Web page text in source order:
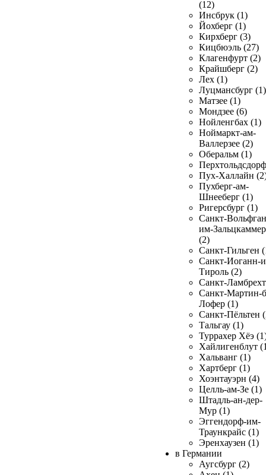
(12)
Инсбрук (1)
Йохберг (1)
Кирхберг (3)
Кицбюэль (27)
Клагенфурт (2)
Крайшберг (2)
Лех (1)
Луцмансбург (1)
Матзее (1)
Мондзее (6)
Нойленгбах (1)
Ноймаркт-ам-
Валлерзее (2)
Оберальм (1)
Пух-Халлайн
Пухберг-ам-
Шнееберг (1)
Ригерсбург (1)
Санкт-
им-
(2)
Санкт-Гильген
Санкт-Иоганн-
Тироль (2)
Санкт-
Санкт-Мартин-
Лофер (1)
Санкт-Пёльтен
Тальгау (1)
Туррахер Хёэ
Хайлигенблут
Хальванг (1)
Хартберг (1)
Хоэнтауэрн (4)
Целль-ам-Зе (1)
Штадль-ан-дер-
Мур (1)
Эггендорф-им-
Траункрайс (1)
Эренхаузен (1)
в Германии
Аугсбург (2)